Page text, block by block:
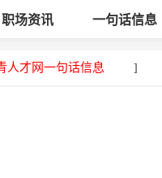
职场资讯 一句话信息
人才网一句话信息 ]